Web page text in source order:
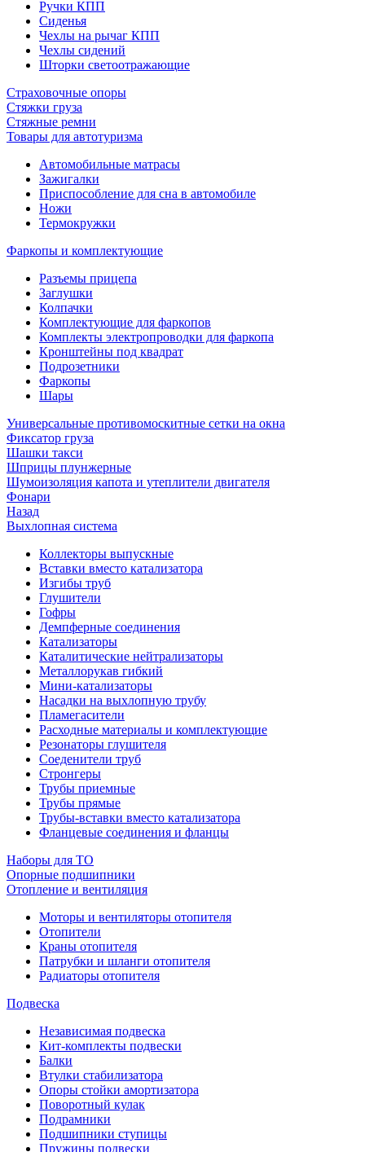
Ручки КПП
Сиденья
Чехлы на рычаг КПП
Чехлы сидений
Шторки светоотражающие
Страховочные опоры
Стяжки груза
Стяжные ремни
Товары для автотуризма
Автомобильные матрасы
Зажигалки
Приспособление для сна в автомобиле
Ножи
Термокружки
Фаркопы и комплектующие
Разъемы прицепа
Заглушки
Колпачки
Комплектующие для фаркопов
Комплекты электропроводки для фаркопа
Кронштейны под квадрат
Подрозетники
Фаркопы
Шары
Универсальные противомоскитные сетки на окна
Фиксатор груза
Шашки такси
Шприцы плунжерные
Шумоизоляция капота и утеплители двигателя
Фонари
Назад
Выхлопная система
Коллекторы выпускные
Вставки вместо катализатора
Изгибы труб
Глушители
Гофры
Демпферные соединения
Катализаторы
Каталитические нейтрализаторы
Металлорукав гибкий
Мини-катализаторы
Насадки на выхлопную трубу
Пламегасители
Расходные материалы и комплектующие
Резонаторы глушителя
Соеденители труб
Стронгеры
Трубы приемные
Трубы прямые
Трубы-вставки вместо катализатора
Фланцевые соединения и фланцы
Наборы для ТО
Опорные подшипники
Отопление и вентиляция
Моторы и вентиляторы отопителя
Отопители
Краны отопителя
Патрубки и шланги отопителя
Радиаторы отопителя
Подвеска
Независимая подвеска
Кит-комплекты подвески
Балки
Втулки стабилизатора
Опоры стойки амортизатора
Поворотный кулак
Подрамники
Подшипники ступицы
Пружины подвески